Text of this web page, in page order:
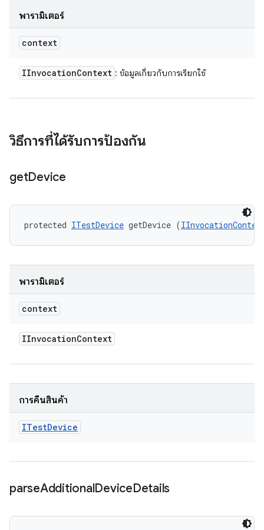
พารามิเตอร์
context
IInvocationContext : ข้อมูลเกี่ยวกับการเรียกใช้
วิธีการที่ได้รับการป้องกัน
getDevice
protected ITestDevice getDevice (
พารามิเตอร์
context
IInvocationContext
การคืนสินค้า
ITestDevice
parseAdditionalDeviceDetails